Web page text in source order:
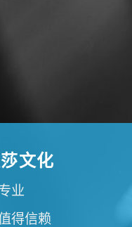
文化
业
得信赖